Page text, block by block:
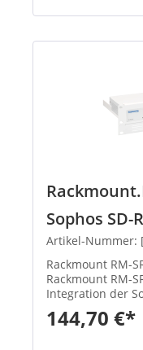
Sophos SD-
Artikel-Nummer:
Rackmount RM-
Rackmount RM-
Integration der
Server-Racks
platzsparende,
Montage,
144,70 €*